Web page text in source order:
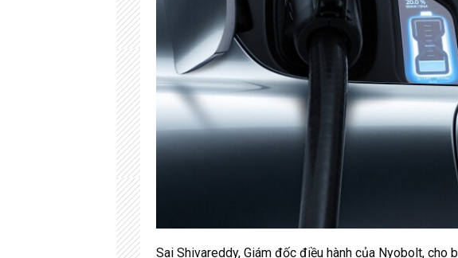
Sai Shivareddy, Giám đốc điều hành của Nyobolt,